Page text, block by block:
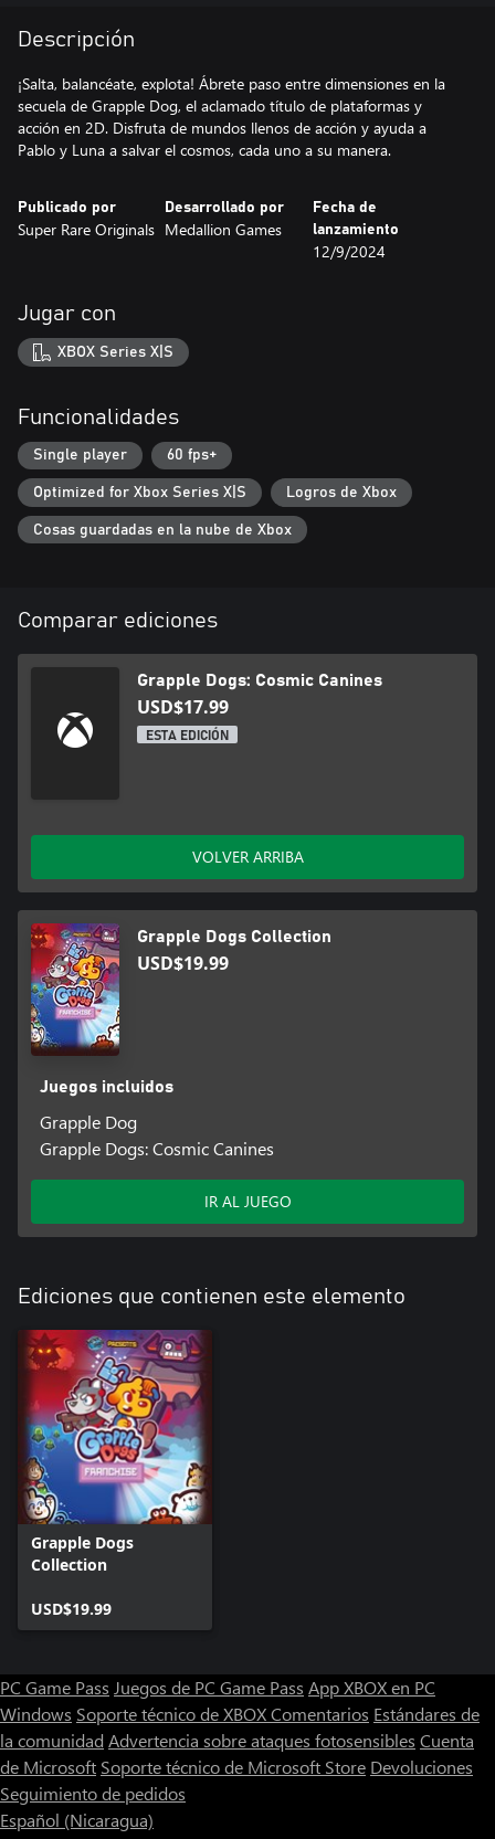
Descripción
¡Salta, balancéate, explota! Ábrete paso entre dimensiones en la
secuela de Grapple Dog, el aclamado título de plataformas y
acción en 2D. Disfruta de mundos llenos de acción y ayuda a
Pablo y Luna a salvar el cosmos, cada uno a su manera.
Publicado por
Super Rare Originals
Desarrollado por
Medallion Games
Fecha de
lanzamiento
12/9/2024
Jugar con
XBOX Series X|S
Funcionalidades
Single player 60 fps+
Optimized for Xbox Series X|S Logros de Xbox
Cosas guardadas en la nube de Xbox
Comparar ediciones
Grapple Dogs: Cosmic Canines
USD$17.99
ESTA EDICIÓN
VOLVER ARRIBA
Grapple Dogs Collection
USD$19.99
Juegos incluidos
Grapple Dog
Grapple Dogs: Cosmic Canines
IR AL JUEGO
Ediciones que contienen este elemento
Grapple Dogs
Collection
USD$19.99
PC Game Pass Juegos de PC Game Pass App XBOX en PC
Windows Soporte técnico de XBOXComentarios Estándares de
la comunidad Advertencia sobre ataques fotosensibles Cuenta
de Microsoft Soporte técnico de Microsoft Store Devoluciones
Seguimiento de pedidos
Español (Nicaragua)